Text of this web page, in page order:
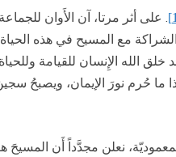
. على أثر مرتا، آن الأَوان
الشراكة مع المسيح في هذه
خلق الله الإِنسان للقيامة
حُرم نورَ الإيمان، ويصبحُ
نعلن مجدَّداً أَن المسيحَ